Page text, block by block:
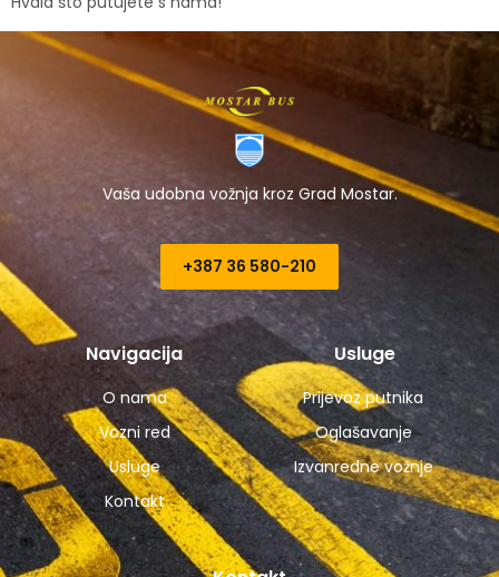
Vaša udobna vožnja kroz Grad Mostar.
+387 36 580-210​
Navigacija
O nama
Vozni red
Usluge
Kontakt
Usluge
Prijevoz putnika
Oglašavanje
Izvanredne vožnje